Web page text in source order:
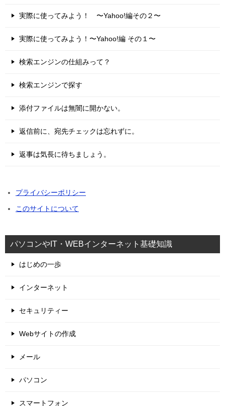
実際に使ってみよう！ 〜Yahoo!編その２〜
実際に使ってみよう！〜Yahoo!編 その１〜
検索エンジンの仕組みって？
検索エンジンで探す
添付ファイルは無闇に開かない。
返信前に、宛先チェックは忘れずに。
返事は気長に待ちましょう。
プライバシーポリシー
このサイトについて
パソコンやIT・WEBインターネット基礎知識
はじめの一歩
インターネット
セキュリティー
Webサイトの作成
メール
パソコン
スマートフォン